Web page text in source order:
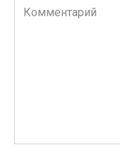
Комментарий